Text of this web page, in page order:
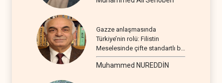
Gazze anlaşmasında
Türkiye’nin rolü: Filistin
Meselesinde çifte standartlı bir
seyir
Muhammed NUREDDİN